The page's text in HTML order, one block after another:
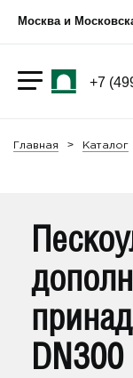
Москва и
+7
Главная Каталог
DN300